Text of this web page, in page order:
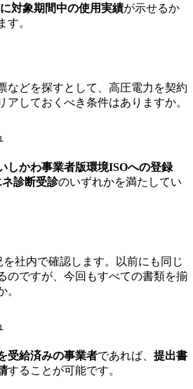
対象期間中の使用実績が示せるか
す。
などを探すとして、高圧電力を契約
アしておくべき条件はありますか。
しかわ事業者版環境ISOへの登録
診断受診のいずれかを満たしてい
社内で確認します。以前にも同じ
のですが、今回もすべての書類を揃
。
受給済みの事業者であれば、 提出書
することが可能です。